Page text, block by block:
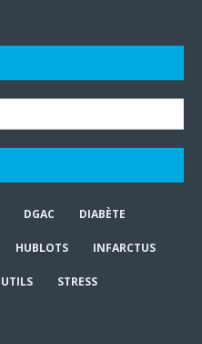
DGAC DIABÈTE
HUBLOTS INFARCTUS
STRESS